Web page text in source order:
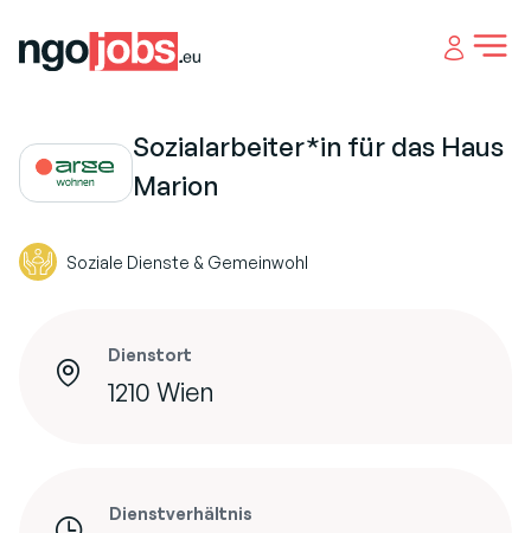
Open
Sozialarbeiter*in für das Haus
Marion
Soziale Dienste & Gemeinwohl
Dienstort
1210 Wien
Dienstverhältnis